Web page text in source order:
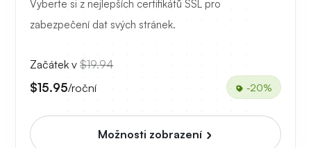
Vyberte si z nejlepších certifikátů SSL pro
zabezpečení dat svých stránek.
Začátek v $19.94
$15.95/roční -20%
Možnosti zobrazení